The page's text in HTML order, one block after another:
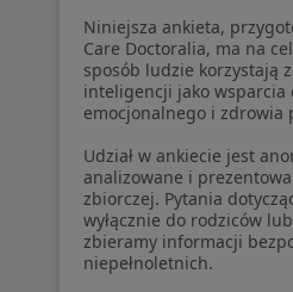
Niniejsza ankieta,
Care Doctoralia, ma na
sposób ludzie korzystają
inteligencji jako
emocjonalnego i zdrowia
Udział w ankiecie jest
analizowane i
zbiorczej. Pytania
wyłącznie do rodziców
zbieramy informacji
niepełnoletnich.